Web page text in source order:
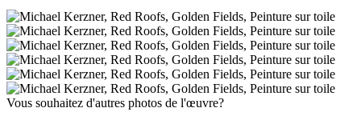
Vous souhaitez d'autres photos de l'œuvre?